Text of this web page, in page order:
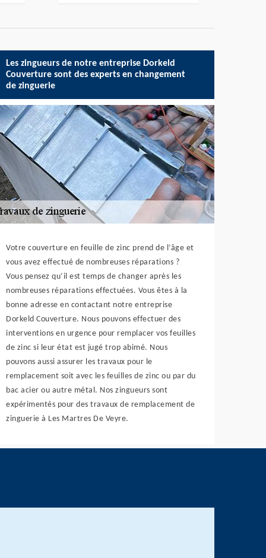
Les zingueurs de notre entreprise Dorkeld
Couverture sont des experts en changement
de zinguerie
Votre couverture en feuille de zinc prend de l’âge et
vous avez effectué de nombreuses réparations ?
Vous pensez qu’il est temps de changer après les
nombreuses réparations effectuées. Vous êtes à la
bonne adresse en contactant notre entreprise
Dorkeld Couverture. Nous pouvons effectuer des
interventions en urgence pour remplacer vos feuilles
de zinc si leur état est jugé trop abimé. Nous
pouvons aussi assurer les travaux pour le
remplacement soit avec les feuilles de zinc ou par du
bac acier ou autre métal. Nos zingueurs sont
expérimentés pour des travaux de remplacement de
zinguerie à Les Martres De Veyre.